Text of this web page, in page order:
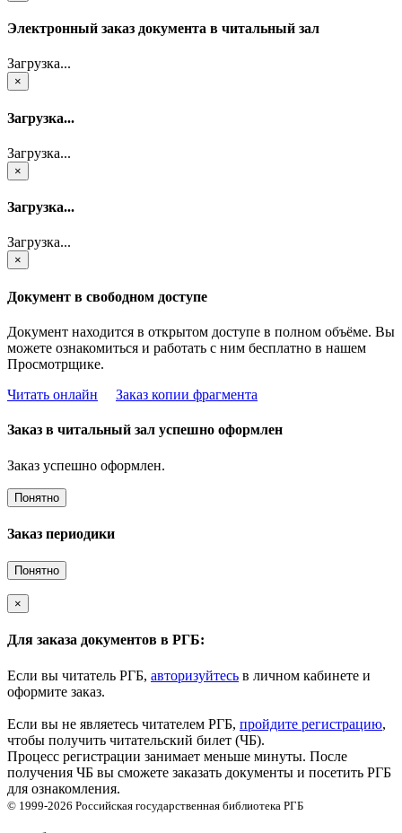
Электронный заказ документа в читальный зал
Загрузка...
×
Загрузка...
Загрузка...
×
Загрузка...
Загрузка...
×
Документ в свободном доступе
Документ находится в открытом доступе в полном объёме. Вы
можете ознакомиться и работать с ним бесплатно в нашем
Просмотрщике.
Читать онлайн
Заказ копии фрагмента
Заказ в читальный зал успешно оформлен
Заказ успешно оформлен.
Понятно
Заказ периодики
Понятно
×
Для заказа документов в РГБ:
Если вы читатель РГБ, авторизуйтесь в личном кабинете и
оформите заказ.
Если вы не являетесь читателем РГБ, пройдите регистрацию,
чтобы получить читательский билет (ЧБ).
Процесс регистрации занимает меньше минуты. После
получения ЧБ вы сможете заказать документы и посетить РГБ
для ознакомления.
© 1999-2026 Российская государственная библиотека РГБ